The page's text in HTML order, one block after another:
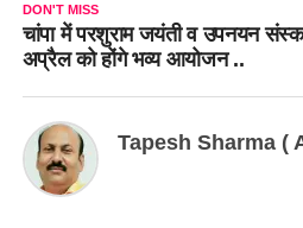
DON'T MISS
चांपा में परशुराम जयंती व उपनयन
अप्रैल को होंगे भव्य आयोजन ..
Tapesh Sharma (